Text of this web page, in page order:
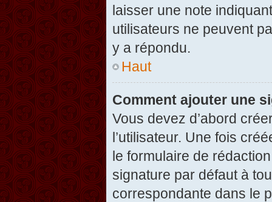
laisser une note
utilisateurs ne peuvent
y a répondu.
Haut
Comment ajouter une
Vous devez d’abord
l’utilisateur. Une fois
le formulaire de
signature par défaut à
correspondante dans le